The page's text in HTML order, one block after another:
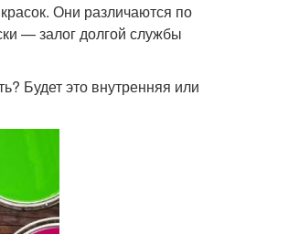
Они различаются по
— залог долгой службы
Будет это внутренняя или